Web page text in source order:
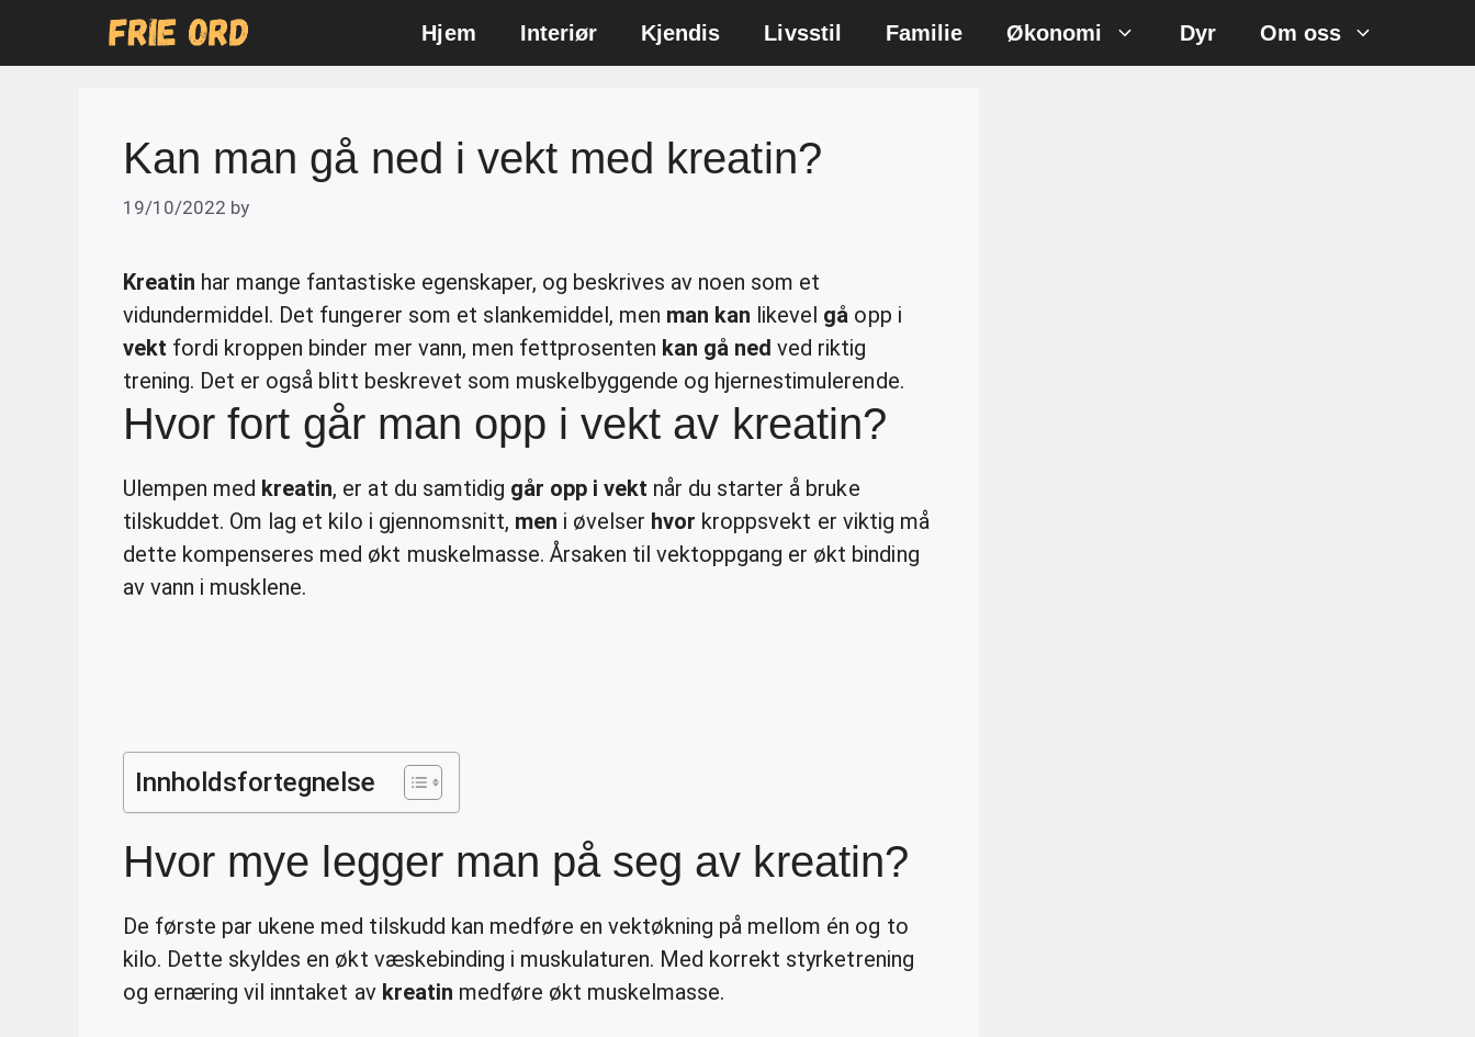
Hjem Interiør Kjendis Livsstil Familie Økonomi Dyr Om oss
Kan man gå ned i vekt med kreatin?
19/10/2022 by
Kreatin har mange fantastiske egenskaper, og beskrives av noen som et
vidundermiddel. Det fungerer som et slankemiddel, men man kan likevel gå opp i
vekt fordi kroppen binder mer vann, men fettprosenten kan gå ned ved riktig
trening. Det er også blitt beskrevet som muskelbyggende og hjernestimulerende.
Hvor fort går man opp i vekt av kreatin?
Ulempen med kreatin, er at du samtidig går opp i vekt når du starter å bruke
tilskuddet. Om lag et kilo i gjennomsnitt, men i øvelser hvor kroppsvekt er viktig må
dette kompenseres med økt muskelmasse. Årsaken til vektoppgang er økt binding
av vann i musklene.
Innholdsfortegnelse
Hvor mye legger man på seg av kreatin?
De første par ukene med tilskudd kan medføre en vektøkning på mellom én og to
kilo. Dette skyldes en økt væskebinding i muskulaturen. Med korrekt styrketrening
og ernæring vil inntaket av kreatin medføre økt muskelmasse.